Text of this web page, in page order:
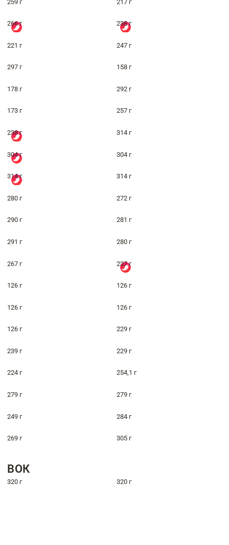
259 г 217 г
266 г 238 г
221 г 247 г
297 г 158 г
178 г 292 г
173 г 257 г
238 г 314 г
304 г 304 г
314 г 314 г
280 г 272 г
290 г 281 г
291 г 280 г
267 г 237 г
126 г 126 г
126 г 126 г
126 г 229 г
239 г 229 г
224 г 254,1 г
279 г 279 г
249 г 284 г
269 г 305 г
ВОК
320 г 320 г